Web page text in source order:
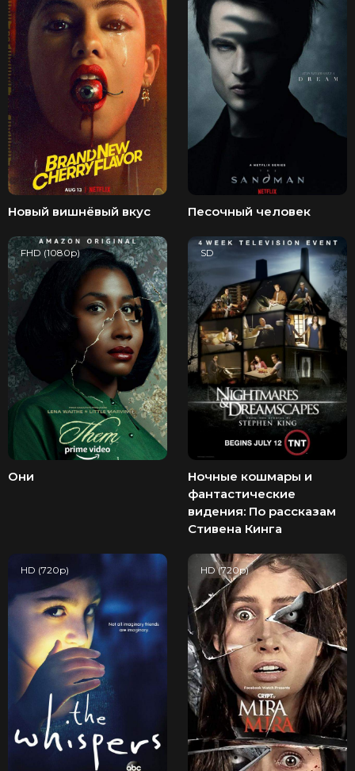
Новый вишнёвый вкус Песочный человек
FHD (1080p)
Они
SD
Ночные кошмары и
фантастические
видения: По рассказам
Стивена Кинга
HD (720p) HD (720p)